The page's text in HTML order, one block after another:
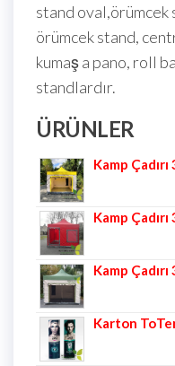
stand oval,örümcek
örümcek stand,
kumaş a pano, roll
standlardır.
ÜRÜNLER
Kamp
Kamp
Kamp
Karton